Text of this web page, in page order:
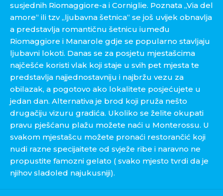
susjednih Riomaggiore-a i Corniglie. Poznata „Via del
amore“ ili tzv „ljubavna šetnica“ se još uvijek obnavlja
a predstavlja romantičnu šetnicu iumeđu
Riomaggiore i Manarole gdje se popularno stavljaju
ljubavni lokoti. Danas se za posjetu mjestašcima
najčešće koristi vlak koji staje u svih pet mjesta te
predstavlja najjednostavniju i najbržu vezu za
obilazak, a pogotovo ako lokalitete posjećujete u
jedan dan. Alternativa je brod koji pruža nešto
drugačiju vizuru gradića. Ukoliko se želite okupati
pravu pješćanu plažu možete naći u Monterossu. U
svakom mjestašcu možete pronaći restorančić koji
nudi razne specijaitete od svježe ribe i naravno ne
propustite famozni gelato ( svako mjesto tvrdi da je
njihov sladoled najukusniji).